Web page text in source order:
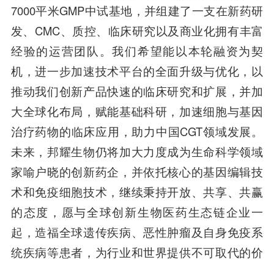
7000平米GMP中试基地，并组建了一支在新药研
发、CMC、质控、临床研究以及商业化拥有丰富
经验的运营团队。我们希望能以本轮融资为契
机，进一步加速技术平台的全面升级与优化，以
推动我们创新产品快速的临床研究和扩展，并加
大全球化布局，赋能基础科研，加速细胞与基因
治疗药物的临床应用，助力中国CGT领域发展。
未来，邦耀生物仍将加大力度成为生命科学领域
家喻户晓的创新药企，并依托核心的基因编辑技
术和免疫细胞技术，继续秉持开放、共享、共赢
的态度，愿与全球创新生物医药生态链企业一
起，造福全球遗传疾病、恶性肿瘤及自身免疫系
统疾病等患者，为行业和世界提供不可取代的价